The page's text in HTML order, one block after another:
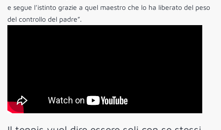
e segue l’istinto grazie a quel maestro che lo ha liberato del peso
del controllo del padre”.